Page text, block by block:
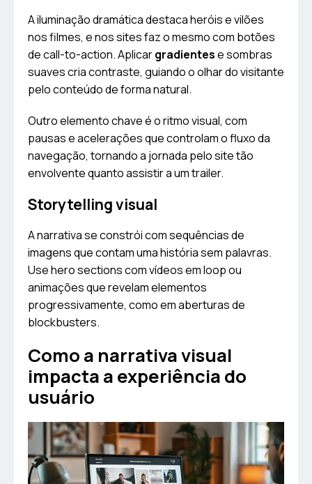
A iluminação dramática destaca heróis e vilões
nos filmes, e nos sites faz o mesmo com botões
de call-to-action. Aplicargradientese sombras
suaves cria contraste, guiando o olhar do visitante
pelo conteúdo de forma natural.
Outro elemento chave é o ritmo visual, com
pausas e acelerações que controlam o fluxo da
navegação, tornando a jornada pelo site tão
envolvente quanto assistir a um trailer.
Storytelling visual
A narrativa se constrói com sequências de
imagens que contam uma história sem palavras.
Use hero sections com vídeos em loop ou
animações que revelam elementos
progressivamente, como em aberturas de
blockbusters.
Como a narrativa visual
impacta a experiência do
usuário